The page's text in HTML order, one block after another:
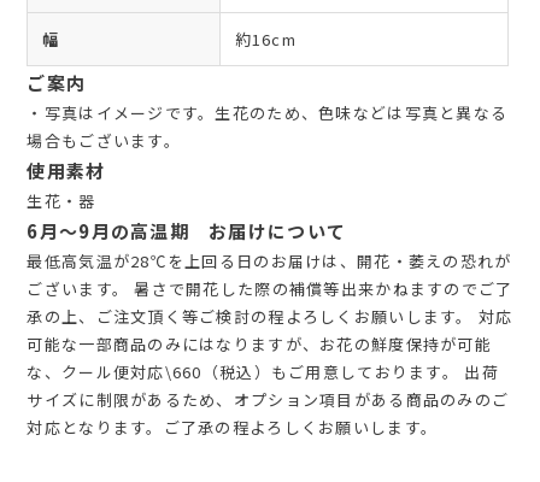
幅 約16cm
ご案内
・写真はイメージです。生花のため、色味などは写真と異なる
場合もございます。
使用素材
生花・器
6月～9月の高温期 お届けについて
最低高気温が28℃を上回る日のお届けは、開花・萎えの恐れが
ございます。 暑さで開花した際の補償等出来かねますのでご了
承の上、ご注文頂く等ご検討の程よろしくお願いします。 対応
可能な一部商品のみにはなりますが、お花の鮮度保持が可能
な、クール便対応\660（税込）もご用意しております。 出荷
サイズに制限があるため、オプション項目がある商品のみのご
対応となります。ご了承の程よろしくお願いします。